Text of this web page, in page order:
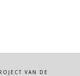
VAN DE